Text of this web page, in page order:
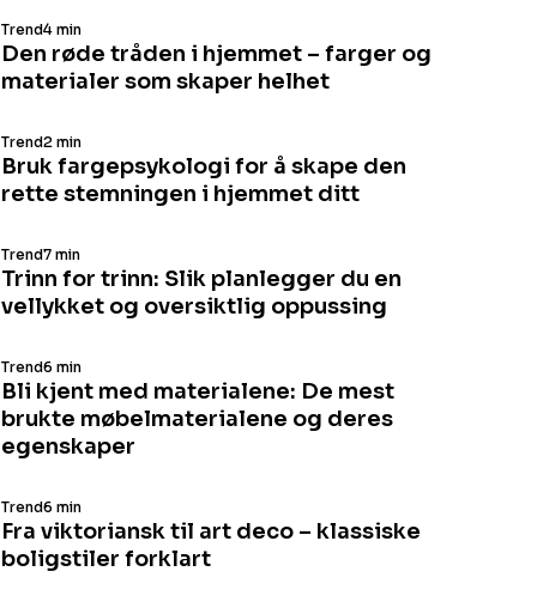
Den røde tråden i hjemmet – farger og
materialer som skaper helhet
Trend4 min
Bruk fargepsykologi for å skape den
rette stemningen i hjemmet ditt
Trend2 min
Trinn for trinn: Slik planlegger du en
vellykket og oversiktlig oppussing
Trend7 min
Bli kjent med materialene: De mest
brukte møbelmaterialene og deres
egenskaper
Trend6 min
Fra viktoriansk til art deco – klassiske
boligstiler forklart
Trend6 min